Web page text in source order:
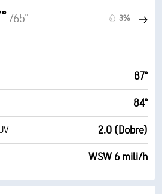
/65° 3%
87°
84°
2.0 (Dobre)
WSW 6 mili/h